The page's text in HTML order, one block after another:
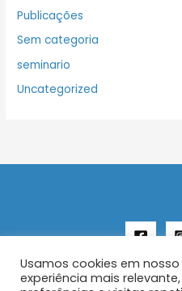
Publicações
Sem categoria
seminario
Uncategorized
Usamos cookies em
experiência mais